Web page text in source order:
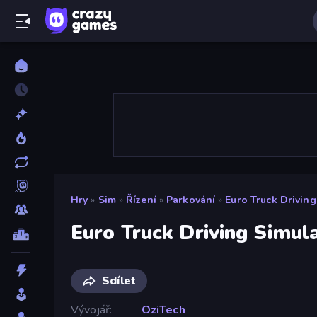
Hry » Sim » Řízení » Parkování » Euro Truck
Euro Truck Driving
Sdílet
Vývojář
OziTech